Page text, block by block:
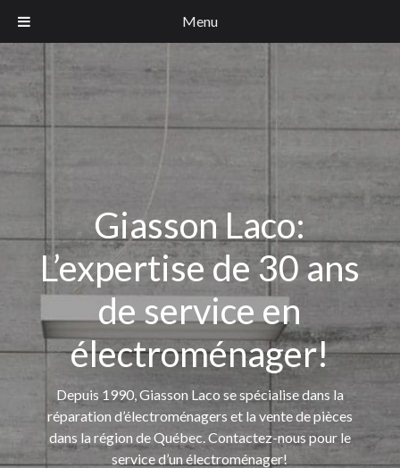
Giasson Laco:
L’expertise de 30 ans
de service en
électroménager!
Depuis 1990, Giasson Laco se spécialise dans la
réparation d’électroménagers et la vente de pièces
dans la région de Québec. Contactez-nous pour le
service d’un électroménager!
Menu